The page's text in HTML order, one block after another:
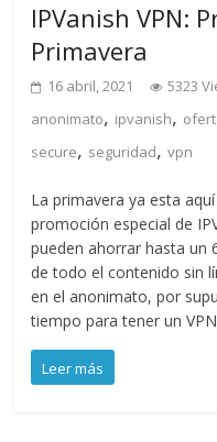
IPVanish VPN:
Primavera
16 abril, 2021 5323
anonimato, ipvanish,
secure, seguridad,vpn
La primavera ya esta
promoción especial de
pueden ahorrar hasta un
de todo el contenido sin
en el anonimato, por
tiempo para tener un VPN
Leer más